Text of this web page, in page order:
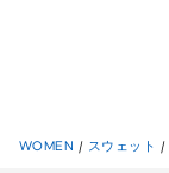
WOMEN / スウェット /